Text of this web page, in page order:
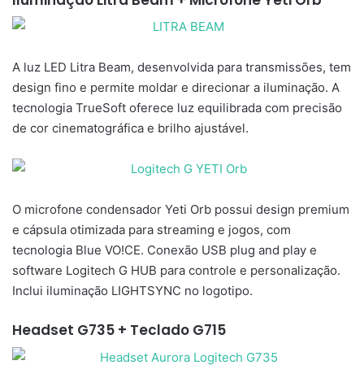
A luz LED Litra Beam, desenvolvida para transmissões, tem
design fino e permite moldar e direcionar a iluminação. A
tecnologia TrueSoft oferece luz equilibrada com precisão
de cor cinematográfica e brilho ajustável.
O microfone condensador Yeti Orb possui design premium
e cápsula otimizada para streaming e jogos, com
tecnologia Blue VO!CE. Conexão USB plug and play e
software Logitech G HUB para controle e personalização.
Inclui iluminação LIGHTSYNC no logotipo.
Headset G735 + Teclado G715